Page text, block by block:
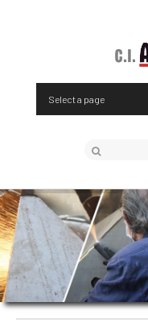
Select a page